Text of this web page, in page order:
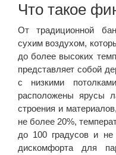
Что такое
От традиционной
сухим воздухом,
до более высоких
представляет собой
с низкими
расположены ярусы
строения и
не более 20%,
до 100 градусов и не
дискомфорта для